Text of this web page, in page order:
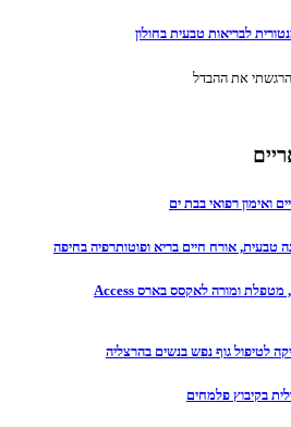
לבריאות טבעית בחולון
את ההבדל
ואימון רפואי בבת ים
טבעית, אורח חיים בריא ופוטותרפיה בחיפה
שרונה סופר -מאמנת רוחנית, מטפלת ומורה לאקסס בארס Access
לטיפול גוף נפש בנשים בהרצליה
בקיבוץ פלמחים